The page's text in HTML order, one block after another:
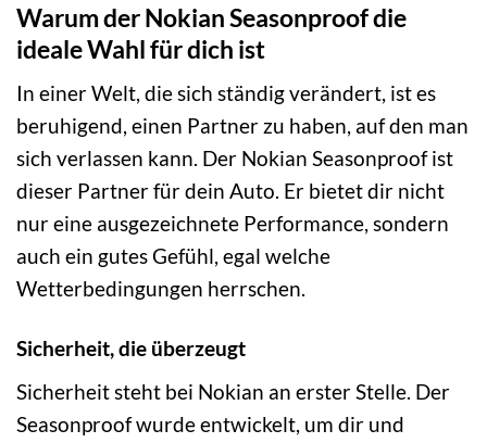
Warum der Nokian Seasonproof die
ideale Wahl für dich ist
In einer Welt, die sich ständig verändert, ist es
beruhigend, einen Partner zu haben, auf den man
sich verlassen kann. Der Nokian Seasonproof ist
dieser Partner für dein Auto. Er bietet dir nicht
nur eine ausgezeichnete Performance, sondern
auch ein gutes Gefühl, egal welche
Wetterbedingungen herrschen.
Sicherheit, die überzeugt
Sicherheit steht bei Nokian an erster Stelle. Der
Seasonproof wurde entwickelt, um dir und